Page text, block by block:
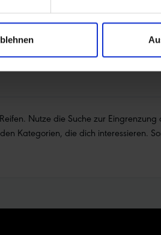
Nutze die Suche zur Eingrenzung
Kategorien, die dich interessieren.